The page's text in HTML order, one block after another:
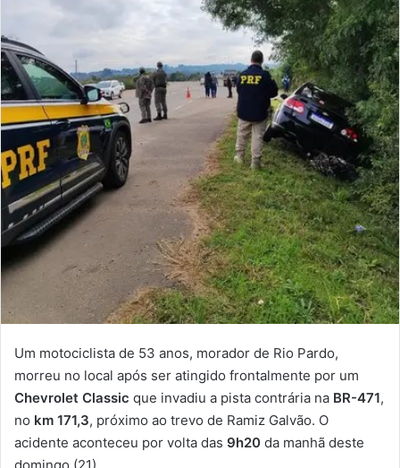
Um motociclista de 53 anos, morador de Rio Pardo,
morreu no local após ser atingido frontalmente por um
Chevrolet Classic que invadiu a pista contrária na BR-471,
no km 171,3, próximo ao trevo de Ramiz Galvão. O
acidente aconteceu por volta das 9h20 da manhã deste
domingo (21).